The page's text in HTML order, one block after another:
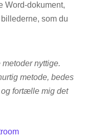
Word-dokument,
som du
nyttige.
metode, bedes
og fortælle mig det